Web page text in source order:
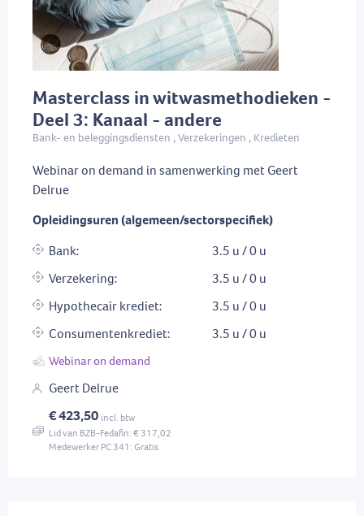
Masterclass in witwasmethodieken -
Deel 3: Kanaal - andere
Bank- en beleggingsdiensten , Verzekeringen , Kredieten
Webinar on demand in samenwerking met Geert
Delrue
Opleidingsuren (algemeen/sectorspecifiek)
Bank:
3.5 u / 0 u
Verzekering:
3.5 u / 0 u
Hypothecair krediet:
3.5 u / 0 u
Consumentenkrediet:
3.5 u / 0 u
Webinar on demand
Geert Delrue
€ 423,50 incl. btw
Lid van BZB-Fedafin: € 317,02
Medewerker PC 341: Gratis